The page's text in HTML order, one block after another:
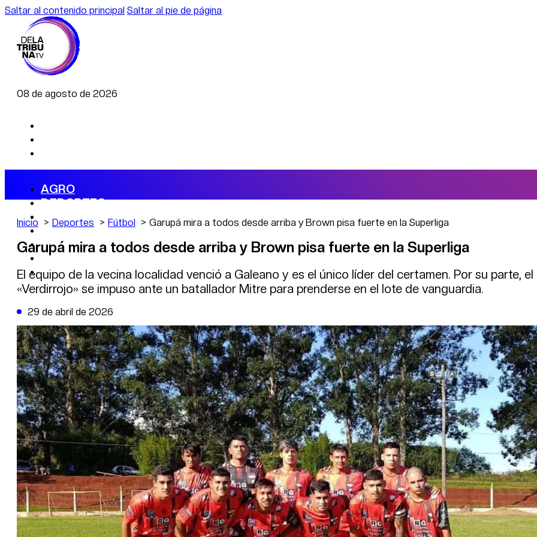
Saltar al contenido principal Saltar al pie de página
08 de agosto de 2026
AGRO
DEPORTES
ECONOMÍA
POLÍTICA
CAMBIO CLIMÁTICO
DATA FIRME
DE LA TRIBUNA TV
Inicio Deportes Fútbol Garupá mira a todos desde arriba y Brown pisa fuerte en la Superliga
Garupá mira a todos desde arriba y Brown pisa fuerte en la Superliga
El equipo de la vecina localidad venció a Galeano y es el único líder del certamen. Por su parte, el
«Verdirrojo» se impuso ante un batallador Mitre para prenderse en el lote de vanguardia.
29 de abril de 2026